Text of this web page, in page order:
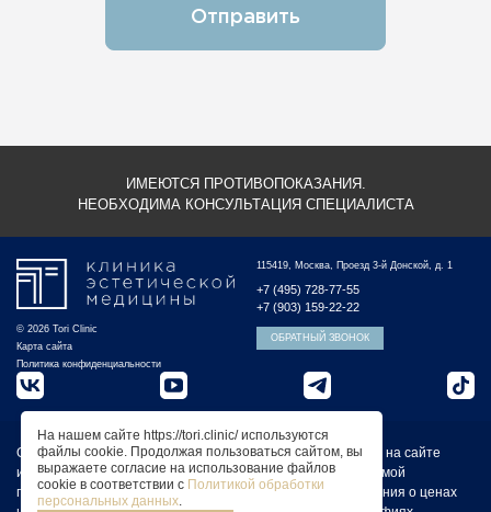
Отправить
ИМЕЮТСЯ ПРОТИВОПОКАЗАНИЯ.
НЕОБХОДИМА КОНСУЛЬТАЦИЯ СПЕЦИАЛИСТА
© 2026 Tori Clinic
Карта сайта
Политика конфиденциальности
115419, Москва, Проезд 3-й Донской, д. 1
+7 (495) 728-77-55
+7 (903) 159-22-22
ОБРАТНЫЙ ЗВОНОК
Обращаем Ваше внимание на то, что вся представленная на сайте
информация не является публичной офертой, определяемой
положениями статьи 437 Гражданского кодекса РФ. Сведения о ценах
На нашем сайте https://tori.clinic/ используются
файлы cookie. Продолжая пользоваться сайтом, вы
выражаете согласие на использование файлов
cookie в соответствии с Политикой обработки
персональных данных.